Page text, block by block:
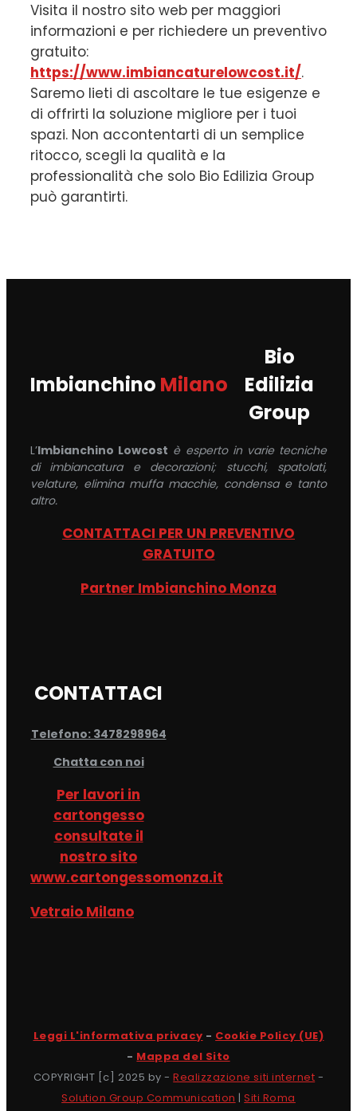
Visita il nostro sito web per maggiori
informazioni e per richiedere un preventivo
gratuito:
https://www.imbiancaturelowcost.it/.
Saremo lieti di ascoltare le tue esigenze e
di offrirti la soluzione migliore per i tuoi
spazi. Non accontentarti di un semplice
ritocco, scegli la qualità e la
professionalità che solo Bio Edilizia Group
può garantirti.
Imbianchino Milano
Bio
Edilizia
Group
L’Imbianchino Lowcost è esperto in varie tecniche
di imbiancatura e decorazioni; stucchi, spatolati,
velature, elimina muffa macchie, condensa e tanto
altro.
CONTATTACI PER UN PREVENTIVO
GRATUITO
Partner Imbianchino Monza
CONTATTACI
Telefono: 3478298964
Chatta con noi
Per lavori in
cartongesso
consultate il
nostro sito
www.cartongessomonza.it
Vetraio Milano
Leggi L'informativa privacy - Cookie Policy (UE)
- Mappa del Sito
COPYRIGHT [c] 2025 by -Realizzazione siti internet -
Solution Group Communication |Siti Roma